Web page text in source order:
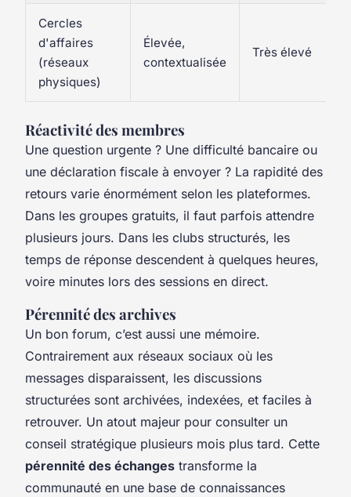
Cercles
d'affaires
(réseaux
physiques)
Élevée,
contextualisée
Très élevé
Réactivité des membres
Une question urgente ? Une difficulté bancaire ou
une déclaration fiscale à envoyer ? La rapidité des
retours varie énormément selon les plateformes.
Dans les groupes gratuits, il faut parfois attendre
plusieurs jours. Dans les clubs structurés, les
temps de réponse descendent à quelques heures,
voire minutes lors des sessions en direct.
Pérennité des archives
Un bon forum, c’est aussi une mémoire.
Contrairement aux réseaux sociaux où les
messages disparaissent, les discussions
structurées sont archivées, indexées, et faciles à
retrouver. Un atout majeur pour consulter un
conseil stratégique plusieurs mois plus tard. Cette
pérennité des échanges transforme la
communauté en une base de connaissances